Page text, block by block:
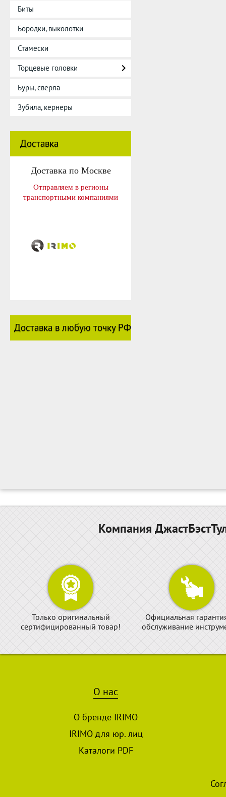
Биты
Бородки, выколотки
Стамески
Торцевые головки
Буры, сверла
Зубила, кернеры
Доставка
Доставка по Москве
Отправляем в регионы
транспортными компаниями
Доставка в любую точку РФ
Компания
Только оригинальный
сертифицированный товар!
Официальная
обслуживание
О нас
О бренде IRIMO
IRIMO для юр. лиц
Каталоги PDF